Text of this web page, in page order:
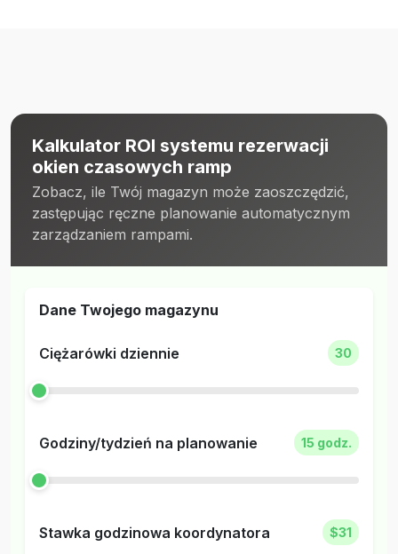
Kalkulator ROI systemu rezerwacji
okien czasowych ramp
Zobacz, ile Twój magazyn może zaoszczędzić,
zastępując ręczne planowanie automatycznym
zarządzaniem rampami.
Dane Twojego magazynu
Ciężarówki dziennie 30
Godziny/tydzień na planowanie 15 godz.
Stawka godzinowa koordynatora $31